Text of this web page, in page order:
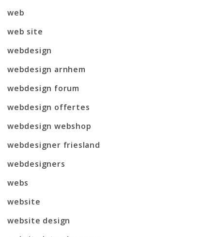
web
web site
webdesign
webdesign arnhem
webdesign forum
webdesign offertes
webdesign webshop
webdesigner friesland
webdesigners
webs
website
website design